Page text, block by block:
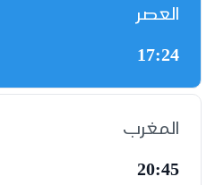
العصر
17:24
المغرب
20:45